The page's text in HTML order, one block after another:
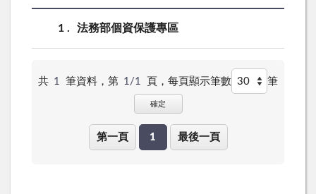
1 法務部個資保護專區
共 1 筆資料，第 1/1 頁， 每頁顯示筆數 筆
確定
第一頁 1 最後一頁